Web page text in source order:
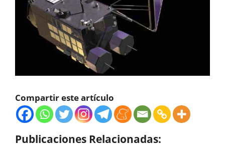
Compartir este artículo
Publicaciones Relacionadas: